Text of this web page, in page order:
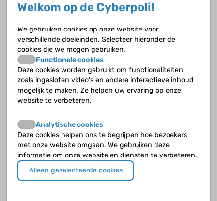
Wat is de hypofyse?
Wat is de hypothalamus?
Wat is de rol van de grote hersenen?
Wat is de thalamus?
Wat is een achterhoofdskwab?
Wat is een eilandkwab?
Wat is een slaapbeenkwab?
Wat is een voorhoofdskwab?
Welkom op de Cyberpoli!
We gebruiken cookies op onze website voor
verschillende doeleinden. Selecteer hieronder de
cookies die we mogen gebruiken.
Functionele cookies
Deze cookies worden gebruikt om functionaliteiten
zoals ingesloten video's en andere interactieve inhoud
mogelijk te maken. Ze helpen uw ervaring op onze
website te verbeteren.
Analytische cookies
Deze cookies helpen ons te begrijpen hoe bezoekers
met onze website omgaan. We gebruiken deze
informatie om onze website en diensten te verbeteren.
Alleen geselecteerde cookies